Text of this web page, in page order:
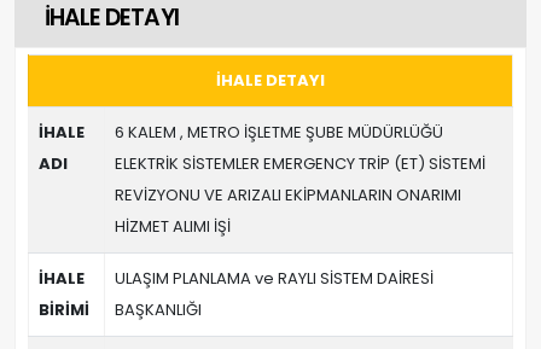
İHALE DETAYI
İHALE DETAYI
İHALE
ADI
6 KALEM , METRO İŞLETME ŞUBE MÜDÜRLÜĞÜ
ELEKTRİK SİSTEMLER EMERGENCY TRİP (ET) SİSTEMİ
REVİZYONU VE ARIZALI EKİPMANLARIN ONARIMI
HİZMET ALIMI İŞİ
İHALE
BİRİMİ
ULAŞIM PLANLAMA ve RAYLI SİSTEM DAİRESİ
BAŞKANLIĞI